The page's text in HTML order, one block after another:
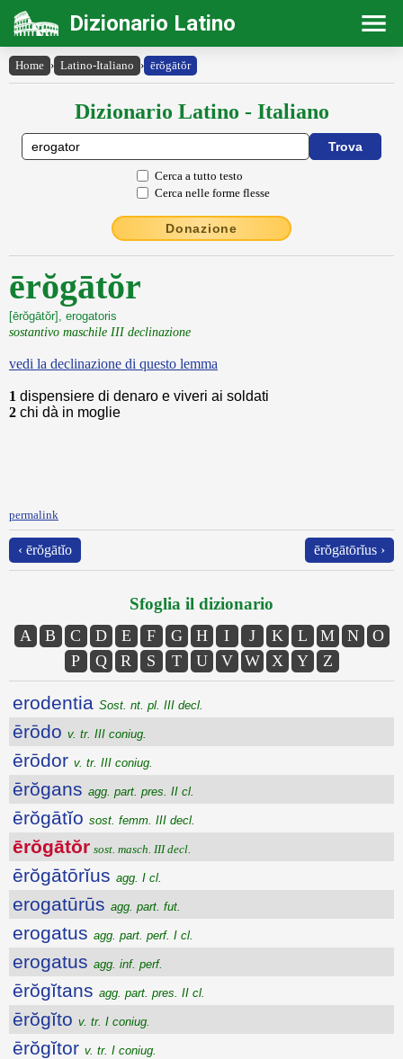
Dizionario Latino
Home › Latino-Italiano › ērŏgātŏr
Dizionario Latino - Italiano
Cerca a tutto testo
Cerca nelle forme flesse
Donazione
ērŏgātŏr
[ērŏgātŏr], erogatoris
sostantivo maschile III declinazione
vedi la declinazione di questo lemma
1 dispensiere di denaro e viveri ai soldati
2 chi dà in moglie
permalink
‹ ērŏgātĭo ērŏgātōrĭus ›
Sfoglia il dizionario
A B C D E F G H I J K L M N
O
P
Q R S T U V W X Y Z
erodentia Sost. nt. pl. III decl.
ērōdo v. tr. III coniug.
ērōdor v. tr. III coniug.
ērŏgans agg. part. pres. II cl.
ērŏgātĭo sost. femm. III decl.
ērŏgātŏr sost. masch. III decl.
ērŏgātōrĭus agg. I cl.
erogatūrūs agg. part. fut.
erogatus agg. part. perf. I cl.
erogatus agg. inf. perf.
ērŏgĭtans agg. part. pres. II cl.
ērŏgĭto v. tr. I coniug.
ērŏgĭtor v. tr. I coniug.